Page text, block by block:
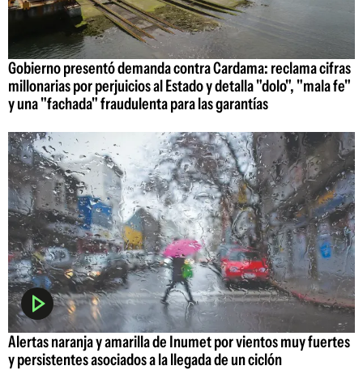
Gobierno presentó demanda contra Cardama: reclama cifras
millonarias por perjuicios al Estado y detalla "dolo", "mala fe"
y una "fachada" fraudulenta para las garantías
Alertas naranja y amarilla de Inumet por vientos muy fuertes
y persistentes asociados a la llegada de un ciclón